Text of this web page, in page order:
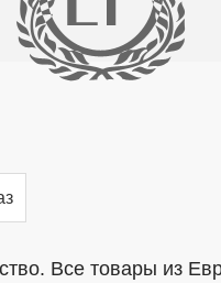
Все товары из